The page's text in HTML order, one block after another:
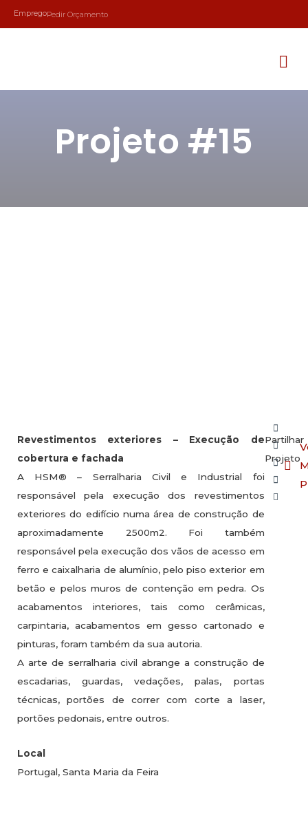
EmpregoPedir Orçamento
Projeto #15
Revestimentos exteriores – Execução de
cobertura e fachada
A HSM® – Serralharia Civil e Industrial foi
responsável pela execução dos revestimentos
exteriores do edifício numa área de construção de
aproximadamente 2500m2. Foi também
responsável pela execução dos vãos de acesso em
ferro e caixalharia de alumínio, pelo piso exterior em
betão e pelos muros de contenção em pedra. Os
acabamentos interiores, tais como cerâmicas,
carpintaria, acabamentos em gesso cartonado e
pinturas, foram também da sua autoria.
A arte de serralharia civil abrange a construção de
escadarias, guardas, vedações, palas, portas
técnicas, portões de correr com corte a laser,
portões pedonais, entre outros.
Local
Portugal, Santa Maria da Feira
Partilhar
Projeto